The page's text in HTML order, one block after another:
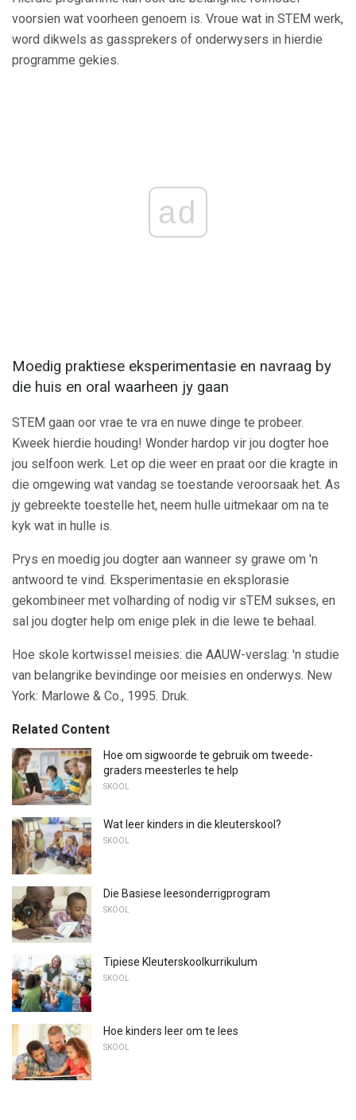
voorsien wat voorheen genoem is. Vroue wat in STEM werk,
word dikwels as gassprekers of onderwysers in hierdie
programme gekies.
ad
Moedig praktiese eksperimentasie en navraag by
die huis en oral waarheen jy gaan
STEM gaan oor vrae te vra en nuwe dinge te probeer.
Kweek hierdie houding! Wonder hardop vir jou dogter hoe
jou selfoon werk. Let op die weer en praat oor die kragte in
die omgewing wat vandag se toestande veroorsaak het. As
jy gebreekte toestelle het, neem hulle uitmekaar om na te
kyk wat in hulle is.
Prys en moedig jou dogter aan wanneer sy grawe om 'n
antwoord te vind. Eksperimentasie en eksplorasie
gekombineer met volharding of nodig vir sTEM sukses, en
sal jou dogter help om enige plek in die lewe te behaal.
Hoe skole kortwissel meisies: die AAUW-verslag: 'n studie
van belangrike bevindinge oor meisies en onderwys. New
York: Marlowe & Co., 1995. Druk.
Related Content
Hoe om sigwoorde te gebruik om tweede-
graders meesterles te help
SKOOL
Wat leer kinders in die kleuterskool?
SKOOL
Die Basiese leesonderrigprogram
SKOOL
Tipiese Kleuterskoolkurrikulum
SKOOL
Hoe kinders leer om te lees
SKOOL